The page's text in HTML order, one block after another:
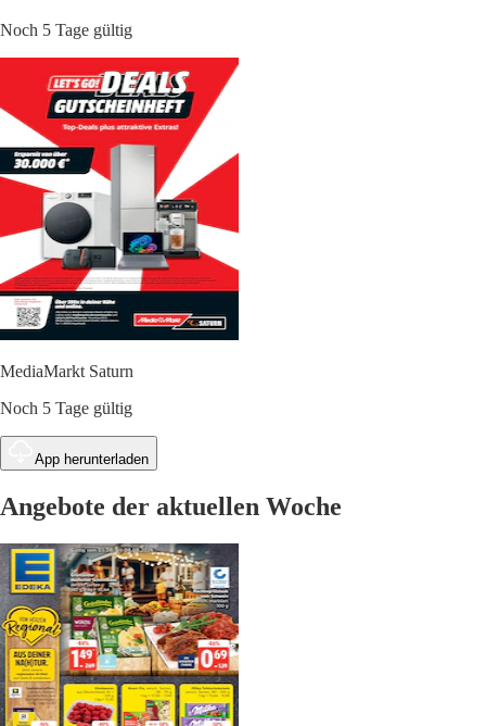
Noch 5 Tage gültig
MediaMarkt Saturn
Noch 5 Tage gültig
App herunterladen
Angebote der aktuellen Woche